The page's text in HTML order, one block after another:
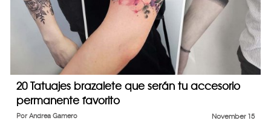
20 Tatuajes brazalete que serán tu accesorio
permanente favorito
November 15
Por Andrea Gamero